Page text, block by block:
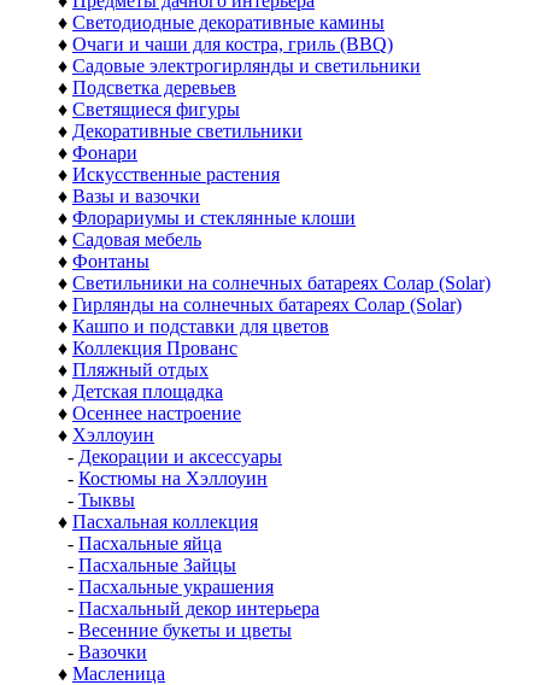
♦ Светодиодные декоративные камины
♦ Очаги и чаши для костра, гриль (BBQ)
♦ Садовые электрогирлянды и светильники
♦ Подсветка деревьев
♦ Светящиеся фигуры
♦ Декоративные светильники
♦ Фонари
♦ Искусственные растения
♦ Вазы и вазочки
♦ Флорариумы и стеклянные клоши
♦ Садовая мебель
♦ Фонтаны
♦ Светильники на солнечных батареях Солар (Solar)
♦ Гирлянды на солнечных батареях Солар (Solar)
♦ Кашпо и подставки для цветов
♦ Коллекция Прованс
♦ Пляжный отдых
♦ Детская площадка
♦ Осеннее настроение
♦ Хэллоуин
- Декорации и аксессуары
- Костюмы на Хэллоуин
- Тыквы
♦ Пасхальная коллекция
- Пасхальные яйца
- Пасхальные Зайцы
- Пасхальные украшения
- Пасхальный декор интерьера
- Весенние букеты и цветы
- Вазочки
♦ Масленица